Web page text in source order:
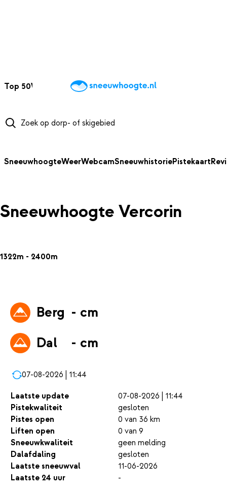
Top 50Webcams WintersportweerKaarten
SneeuwhoogteWeerWebcamSneeuwhistoriePistekaart
Sneeuwhoogte Vercorin
1322m - 2400m
Berg - cm
Dal
- cm
07-08-2026 | 11:44
Laatste update
07-08-2026 | 11:44
Pistekwaliteit
gesloten
Pistes open
0 van 36 km
Liften open
0 van 9
Sneeuwkwaliteit
geen melding
Dalafdaling
gesloten
Laatste sneeuwval
11-06-2026
Laatste 24 uur
-